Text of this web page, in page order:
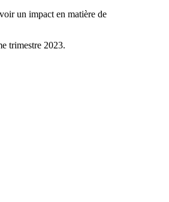
un impact en matière de
trimestre 2023.